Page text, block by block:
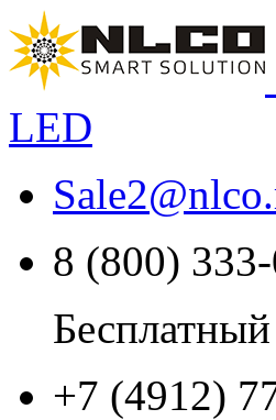
LED
Sale2@
8 (800)
+7 (4912)